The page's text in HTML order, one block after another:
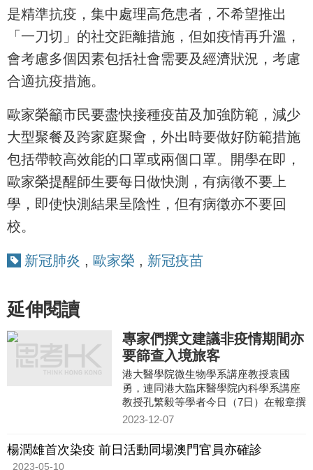
是精準抗疫，集中處理高危患者，不希望推出
「一刀切」的社交距離措施，但如疫情再升溫，
會考慮多個因素包括社會需要及經濟狀況，考慮
合適抗疫措施。
歐家榮籲市民要盡快接種疫苗及加強防範，減少
大型聚餐及跨家庭聚會，外出時要做好防範措施
包括帶較高效能的口罩或兩個口罩。開學在即，
歐家榮提醒師生要每日做快測，有病徵不要上
學，即使快測結果呈陰性，但有病徵亦不要回
校。
新冠肺炎 , 歐家榮 , 新冠疫苗
延伸閱讀
專家們撰文建議非疫情期間亦
要篩查入境旅客
港大醫學院微生物學系講座教授袁國
勇，連同港大臨床醫學院內科學系講座
教授孔繁毅等學者今日（7日）在報章撰
文，就香港未來應對疫情提出建議，指
2023-12-07
楊潤雄首次染疫 前日活動同場澳門官員亦確診
2023-05-10